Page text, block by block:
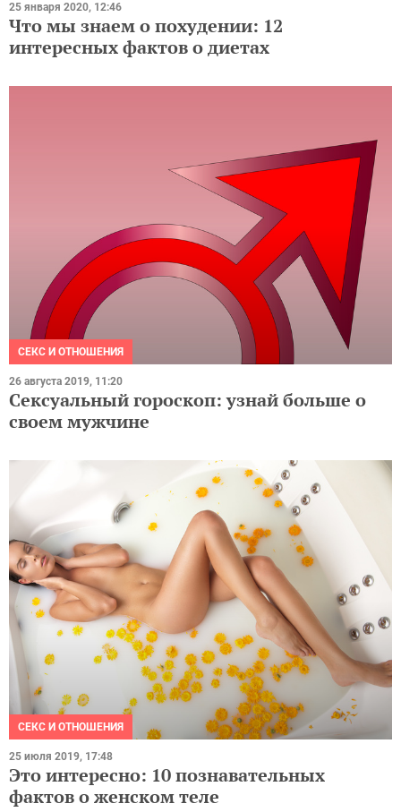
25 января 2020, 12:46
Что мы знаем о похудении: 12
интересных фактов о диетах
СЕКС И ОТНОШЕНИЯ
26 августа 2019, 11:20
Сексуальный гороскоп: узнай больше о
своем мужчине
СЕКС И ОТНОШЕНИЯ
25 июля 2019, 17:48
Это интересно: 10 познавательных
фактов о женском теле